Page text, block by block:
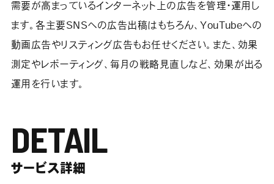
需要が高まっているインターネット上の広告を管理・運用し
ます。 各主要SNSへの広告出稿はもちろん、YouTubeへの
動画広告やリスティング広告もお任せください。 また、効果
測定やレポーティング、毎月の戦略見直しなど、効果が出る
運用を行います。
DETAIL
サービス詳細